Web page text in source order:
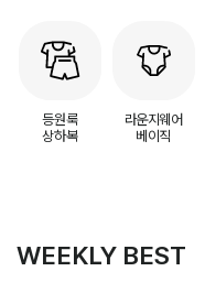
등원룩
상하복
라운지웨어
베이직
WEEKLY BEST